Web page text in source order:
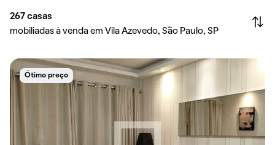
267 casas
mobiliadas à venda em Vila Azevedo, São Paulo, SP
Ótimo preço